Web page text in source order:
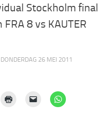
Stockholm final
8 vs KAUTER
DONDERDAG 26 MEI 2011